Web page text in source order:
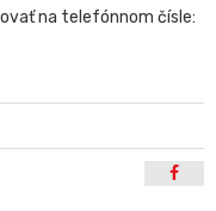
na telefónnom čísle: